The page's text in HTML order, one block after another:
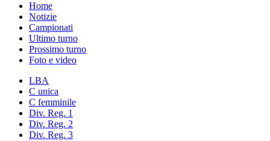
Home
Notizie
Campionati
Ultimo turno
Prossimo turno
Foto e video
LBA
C unica
C femminile
Div. Reg. 1
Div. Reg. 2
Div. Reg. 3